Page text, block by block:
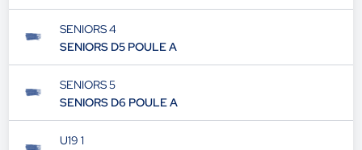
SENIORS 4
SENIORS D5 POULE A
SENIORS 5
SENIORS D6 POULE A
U19 1